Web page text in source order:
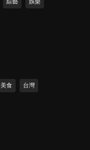
綜藝 娛樂
美食 台灣